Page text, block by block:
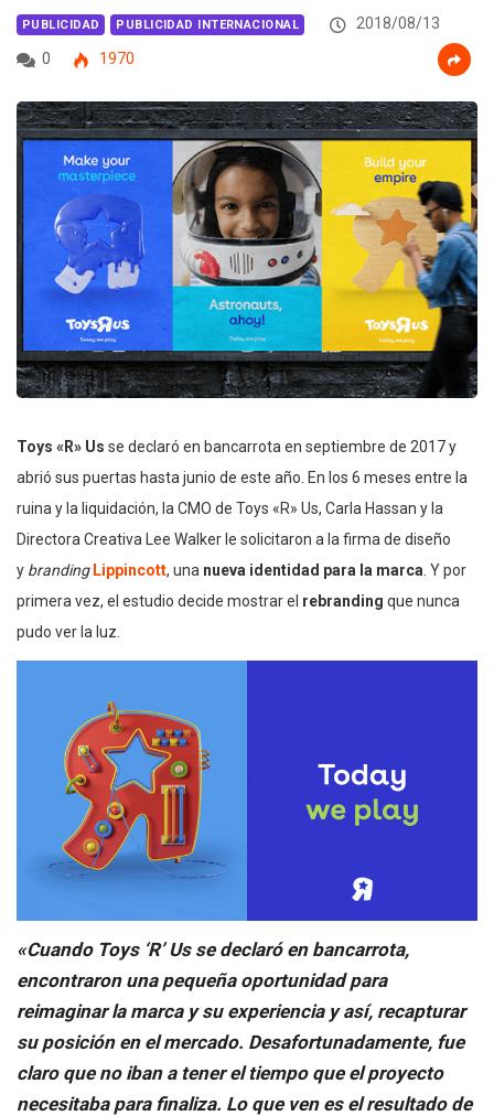
PUBLICIDAD PUBLICIDAD INTERNACIONAL
2018/08/13
0
1970
Toys «R» Us se declaró en bancarrota en septiembre de 2017 y
abrió sus puertas hasta junio de este año. En los 6 meses entre la
ruina y la liquidación, la CMO de Toys «R» Us, Carla Hassan y la
Directora Creativa Lee Walker le solicitaron a la firma de diseño
y branding Lippincott, una nueva identidad para la marca. Y por
primera vez, el estudio decide mostrar el rebranding que nunca
pudo ver la luz.
«Cuando Toys ‘R’ Us se declaró en bancarrota,
encontraron una pequeña oportunidad para
reimaginar la marca y su experiencia y así, recapturar
su posición en el mercado. Desafortunadamente, fue
claro que no iban a tener el tiempo que el proyecto
necesitaba para finaliza. Lo que ven es el resultado de